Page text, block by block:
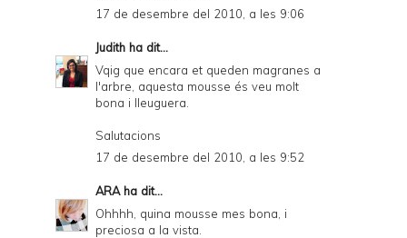
17 de desembre del 2010, a les 9:06
Judith ha dit...
Vqig que encara et queden magranes a
l'arbre, aquesta mousse és veu molt
bona i lleuguera.
Salutacions
17 de desembre del 2010, a les 9:52
ARAha dit...
Ohhhh, quina mousse mes bona, i
preciosa a la vista.